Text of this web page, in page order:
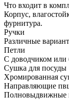
Что входит в
Корпус,
фурнитура.
Ручки
Различные
Петли
С доводчиком или
Сушка для посуды
Хромированная
Направляющие
Полновыдвижные